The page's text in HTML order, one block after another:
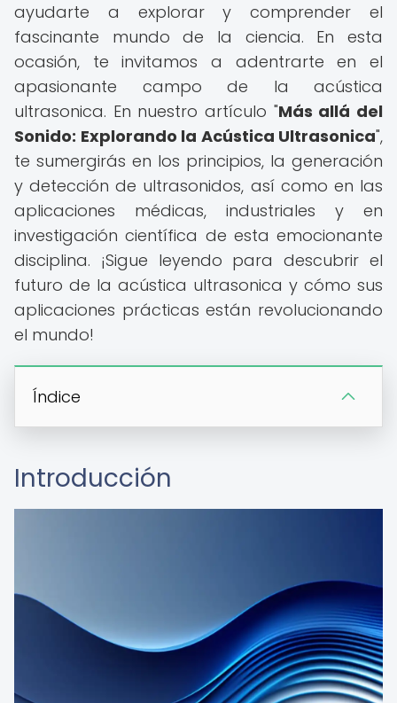
ayudarte a explorar y comprender el
fascinante mundo de la ciencia. En esta
ocasión, te invitamos a adentrarte en el
apasionante campo de la acústica
ultrasonica. En nuestro artículo "Más allá del
Sonido: Explorando la Acústica Ultrasonica",
te sumergirás en los principios, la generación
y detección de ultrasonidos, así como en las
aplicaciones médicas, industriales y en
investigación científica de esta emocionante
disciplina. ¡Sigue leyendo para descubrir el
futuro de la acústica ultrasonica y cómo sus
aplicaciones prácticas están revolucionando
el mundo!
Índice
Introducción